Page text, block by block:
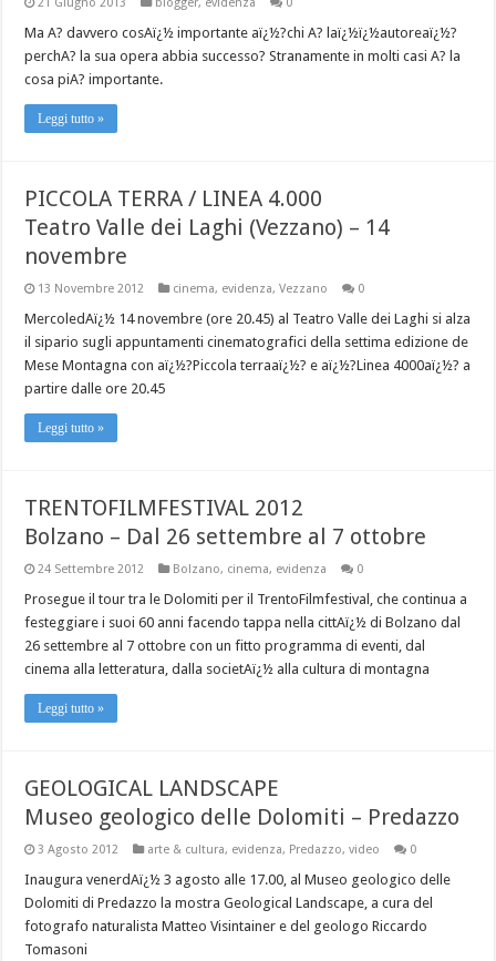
Ma A? davvero cosAï¿½ importante aï¿½?chi A? laï¿½ï¿½autoreaï¿½?
perchA? la sua opera abbia successo? Stranamente in molti casi A? la
cosa piA? importante.
Leggi tutto »
PICCOLA TERRA / LINEA 4.000
Teatro Valle dei Laghi (Vezzano) – 14
novembre
13 Novembre 2012 cinema, evidenza,Vezzano 0
MercoledAï¿½ 14 novembre (ore 20.45) al Teatro Valle dei Laghi si alza
il sipario sugli appuntamenti cinematografici della settima edizione de
Mese Montagna con aï¿½?Piccola terraaï¿½? e aï¿½?Linea 4000aï¿½? a
partire dalle ore 20.45
Leggi tutto »
TRENTOFILMFESTIVAL 2012
Bolzano – Dal 26 settembre al 7 ottobre
24 Settembre 2012 Bolzano, cinema, evidenza 0
Prosegue il tour tra le Dolomiti per il TrentoFilmfestival, che continua a
festeggiare i suoi 60 anni facendo tappa nella cittAï¿½ di Bolzano dal
26 settembre al 7 ottobre con un fitto programma di eventi, dal
cinema alla letteratura, dalla societAï¿½ alla cultura di montagna
Leggi tutto »
GEOLOGICAL LANDSCAPE
Museo geologico delle Dolomiti – Predazzo
3 Agosto 2012 arte & cultura, evidenza, Predazzo,video 0
Inaugura venerdAï¿½ 3 agosto alle 17.00, al Museo geologico delle
Dolomiti di Predazzo la mostra Geological Landscape, a cura del
fotografo naturalista Matteo Visintainer e del geologo Riccardo
Tomasoni